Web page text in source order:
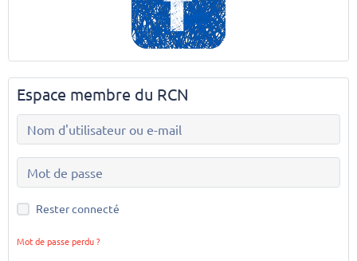
Espace membre du RCN
Rester connecté
Mot de passe perdu ?